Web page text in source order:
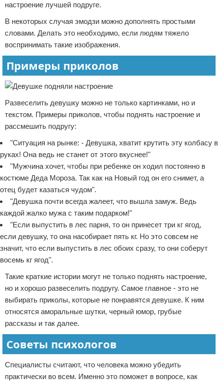
настроение лучшей подруге.
В некоторых случая эмодзи можно дополнять простыми
словами. Делать это необходимо, если людям тяжело
воспринимать такие изображения.
Примеры приколов
Развеселить девушку можно не только картинками, но и
текстом. Примеры приколов, чтобы поднять настроение и
рассмешить подругу:
"Ситуация на рынке: - Девушка, хватит крутить эту колбасу в
руках! Она ведь не станет от этого вкуснее!"
"Мужчина хочет, чтобы при ребенке он ходил постоянно в
костюме Деда Мороза. Так как на Новый год он его снимет, а
отец будет казаться чудом".
"Девушка почти всегда жалеет, что вышла замуж. Ведь
каждой жалко мужа с таким подарком!"
"Если выпустить в лес парня, то он принесет три кг ягод,
если девушку, то она насобирает пять кг. Но это совсем не
значит, что если выпустить в лес обоих сразу, то они соберут
восемь кг ягод".
Такие краткие истории могут не только поднять настроение,
но и хорошо развеселить подругу. Самое главное - это не
выбирать приколы, которые не понравятся девушке. К ним
относятся аморальные шутки, черный юмор, грубые
рассказы и так далее.
Советы психологов
Специалисты считают, что человека можно убедить
практически во всем. Именно это поможет в вопросе, как